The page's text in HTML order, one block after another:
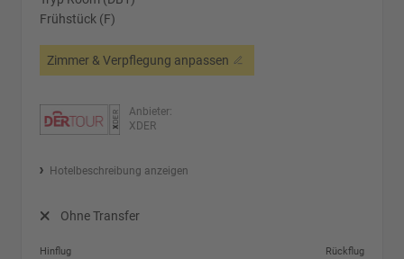
Frühstück (F)
Zimmer & Verpflegung anpassen
Anbieter:
XDER
Hotelbeschreibung anzeigen
Ohne Transfer
Hinflug
Rückflug